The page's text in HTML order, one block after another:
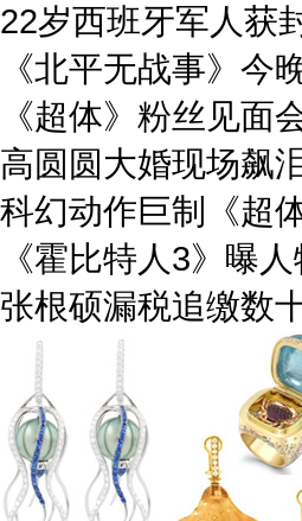
22岁西班牙军人获
《北平无战事》今
《超体》粉丝见面
高圆圆大婚现场飙
科幻动作巨制《超
《霍比特人3》曝
张根硕漏税追缴数